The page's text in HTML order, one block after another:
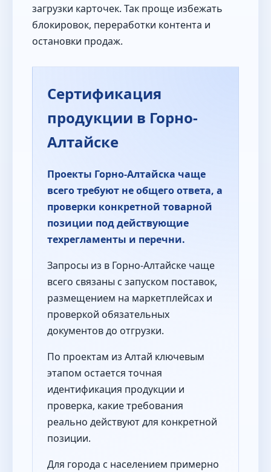
загрузки карточек. Так проще избежать
блокировок, переработки контента и
остановки продаж.
Сертификация
продукции в Горно-
Алтайске
Проекты Горно-Алтайска чаще
всего требуют не общего ответа, а
проверки конкретной товарной
позиции под действующие
техрегламенты и перечни.
Запросы из в Горно-Алтайске чаще
всего связаны с запуском поставок,
размещением на маркетплейсах и
проверкой обязательных
документов до отгрузки.
По проектам из Алтай ключевым
этапом остается точная
идентификация продукции и
проверка, какие требования
реально действуют для конкретной
позиции.
Для города с населением примерно